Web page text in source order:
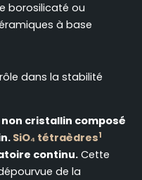
borosilicaté ou
à base
dans la stabilité
cristallin composé
SiO₄ tétraèdres1
continu. Cette
de la